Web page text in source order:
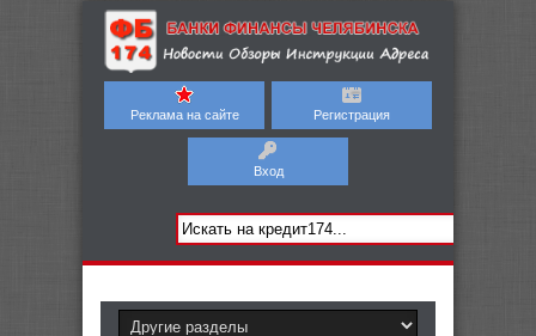
Реклама на сайте Регистрация
Вход